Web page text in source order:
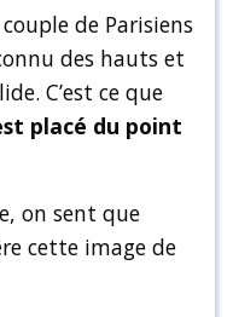
de Parisiens
des hauts et
C’est ce que
placé du point
on sent que
cette image de